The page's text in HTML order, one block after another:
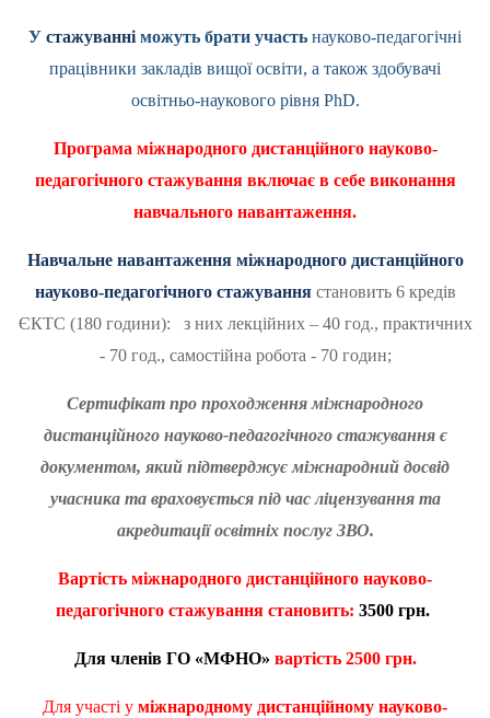
У стажуванні можуть брати участь науково-педагогічні
працівники закладів вищої освіти, а також здобувачі
освітньо-наукового рівня PhD.
Програма міжнародного дистанційного науково-
педагогічного стажування включає в себе виконання
навчального навантаження.
Навчальне навантаження міжнародного дистанційного
науково-педагогічного стажування становить 6 кредів
ЄКТС (180 години): з них лекційних – 40 год., практичних
- 70 год., самостійна робота - 70 годин;
Сертифікат про проходження міжнародного
дистанційного науково-педагогічного стажування є
документом, який підтверджує міжнародний досвід
учасника та враховується під час ліцензування та
акредитації освітніх послуг ЗВО.
Вартість міжнародного дистанційного науково-
педагогічного стажування становить: 3500 грн.
Для членів ГО «МФНО» вартість 2500 грн.
Для участі у міжнародному дистанційному науково-